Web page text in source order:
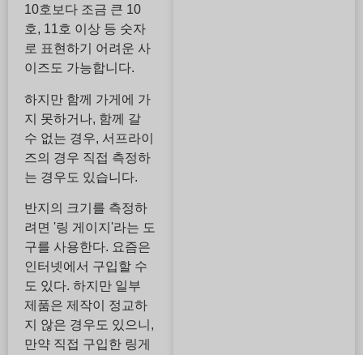
10호보다 조금 큰 10
호, 11호 이상 등 숫자
로 표현하기 어려운 사
이즈도 가능합니다.
하지만 함께 가게에 가
지 못하거나, 함께 갈
수 없는 경우, 서프라이
즈의 경우 직접 측정하
는 경우도 있습니다.
반지의 크기를 측정하
려면 '링 게이지'라는 도
구를 사용한다. 요즘은
인터넷에서 구입할 수
도 있다. 하지만 일부
제품은 제작이 정교하
지 않은 경우도 있으니,
만약 직접 구입한 링게